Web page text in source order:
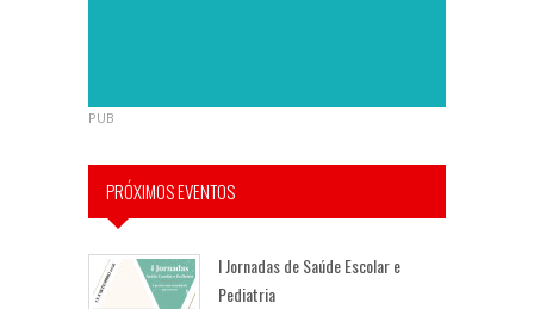
PUB
PRÓXIMOS EVENTOS
I Jornadas de Saúde Escolar e
Pediatria